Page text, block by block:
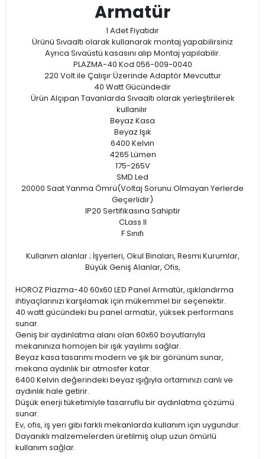
Armatür
1 Adet Fiyatıdır
Ürünü Sıvaaltı olarak kullanarak montaj yapabilirsiniz
Ayrıca Sıvaüstü kasasını alıp Montaj yapılabilir.
PLAZMA-40 Kod 056-009-0040
220 Volt ile Çalışır Üzerinde Adaptör Mevcuttur
40 Watt Gücündedir
Ürün Alçıpan Tavanlarda Sıvaaltı olarak yerleştirilerek
kullanılır
Beyaz Kasa
Beyaz Işık
6400 Kelvin
4265 Lümen
175-265V
SMD Led
20000 Saat Yanma Ömrü(Voltaj Sorunu Olmayan Yerlerde
Geçerlidir)
IP20 Sertifikasına Sahiptir
CLass II
F Sınıfı
Kullanım alanlar ; İşyerleri, Okul Binaları, Resmi Kurumlar,
Büyük Geniş Alanlar, Ofis,
HOROZ Plazma-40 60x60 LED Panel Armatür, ışıklandırma
ihtiyaçlarınızı karşılamak için mükemmel bir seçenektir.
40 watt gücündeki bu panel armatür, yüksek performans
sunar.
Geniş bir aydınlatma alanı olan 60x60 boyutlarıyla
mekanınıza homojen bir ışık yayılımı sağlar.
Beyaz kasa tasarımı modern ve şık bir görünüm sunar,
mekana aydınlık bir atmosfer katar.
6400 Kelvin değerindeki beyaz ışığıyla ortamınızı canlı ve
aydınlık hale getirir.
Düşük enerji tüketimiyle tasarruflu bir aydınlatma çözümü
sunar.
Ev, ofis, iş yeri gibi farklı mekanlarda kullanım için uygundur.
Dayanıklı malzemelerden üretilmiş olup uzun ömürlü
kullanım sağlar.